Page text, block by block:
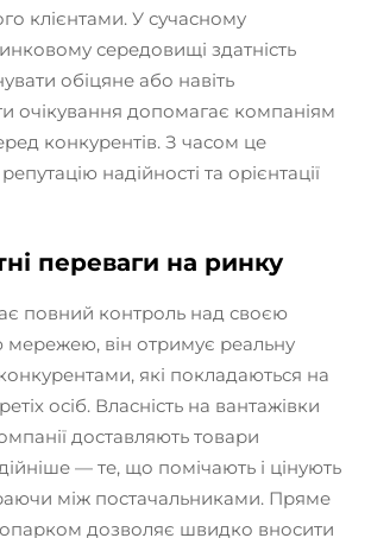
клієнтами. У сучасному
середовищі здатність
обіцяне або навіть
очікування допомагає компаніям
конкурентів. З часом це
надійності та орієнтації
переваги на ринку
повний контроль над своєю
він отримує реальну
які покладаються на
осіб. Власність на вантажівки
доставляють товари
— те, що помічають і цінують
між постачальниками. Пряме
дозволяє швидко вносити